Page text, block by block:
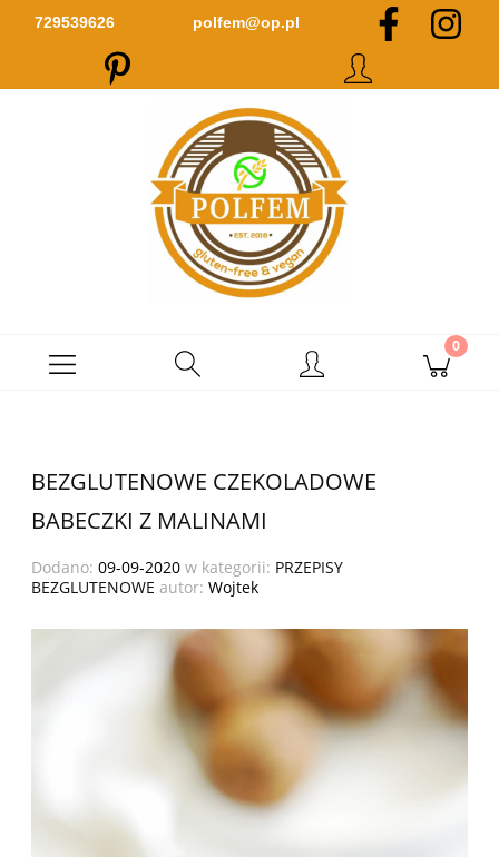
Zarejestruj się Zaloguj się
729539626 polfem@op.pl
BEZGLUTENOWE CZEKOLADOWE
BABECZKI Z MALINAMI
Dodano: 09-09-2020 w kategorii: PRZEPISY
BEZGLUTENOWE autor: Wojtek